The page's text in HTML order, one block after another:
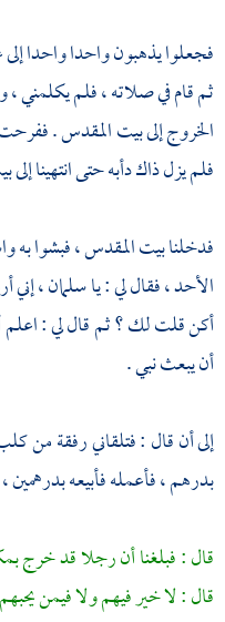
فجعلوا يذهبون واحدا واحدا
ثم قام في صلاته ، فلم يكلمني ،
الخروج إلىبيت المقدس. ففرحت
فلم يزل ذاك دأبه حتى انتهينا إلى
فدخلنابيت المقدس، فبشوا به
الأحد ، فقال لي : ياسلمان، إني
أكن قلت لك ؟ ثم قال لي : اعلم
أن يبعث نبي .
إلى أن قال : فتلقاني رفقة من
بدرهم ، فأعمله فأبيعه
قال : فبلغنا أن رجلا قد خرج
قال : لا خير فيهم ولا فيمن